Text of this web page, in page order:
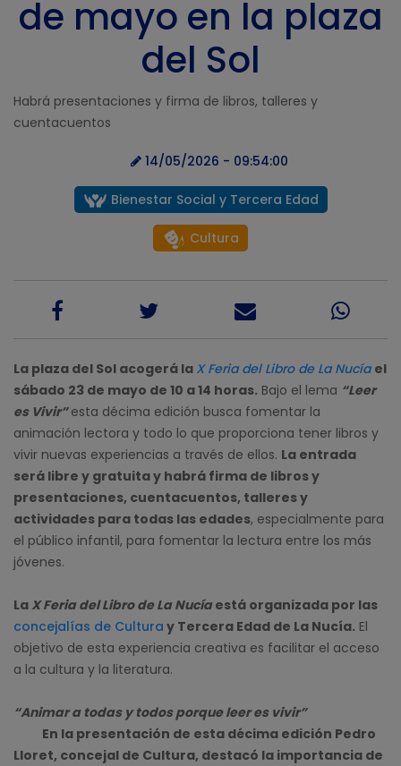
de mayo en la plaza
del Sol
Habrá presentaciones y firma de libros, talleres y
cuentacuentos
14/05/2026 - 09:54:00
Bienestar Social y Tercera Edad
Cultura
La plaza del Sol acogerá la X Feria del Libro de La Nucía el
sábado 23 de mayo de 10 a 14 horas. Bajo el lema “Leer
es Vivir”esta décima edición busca fomentar la
animación lectora y todo lo que proporciona tener libros y
vivir nuevas experiencias a través de ellos. La entrada
será libre y gratuita y habrá firma de libros y
presentaciones, cuentacuentos, talleres y
actividades para todas las edades, especialmente para
el público infantil, para fomentar la lectura entre los más
jóvenes.
La X Feria del Libro de La Nucíaestá organizada por las
concejalías de Cultura y Tercera Edad de La Nucía. El
objetivo de esta experiencia creativa es facilitar el acceso
a la cultura y la literatura.
“Animar a todas y todos porque leer es vivir”
En la presentación de esta décima edición Pedro
Lloret, concejal de Cultura, destacó la importancia de